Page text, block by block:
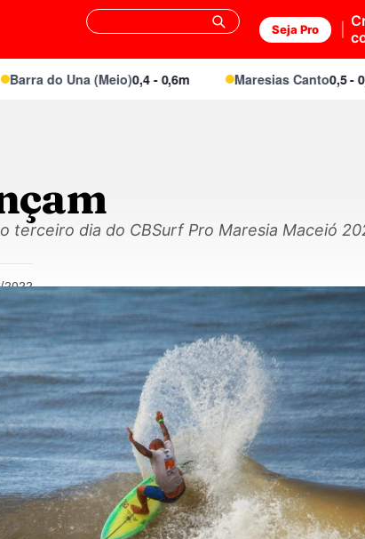
Seja Pro
Una (Meio)0,4 - 0,6m Maresias Canto0,5 - 0,7m
terceiro dia do CBSurf Pro Maresia Maceió
2022